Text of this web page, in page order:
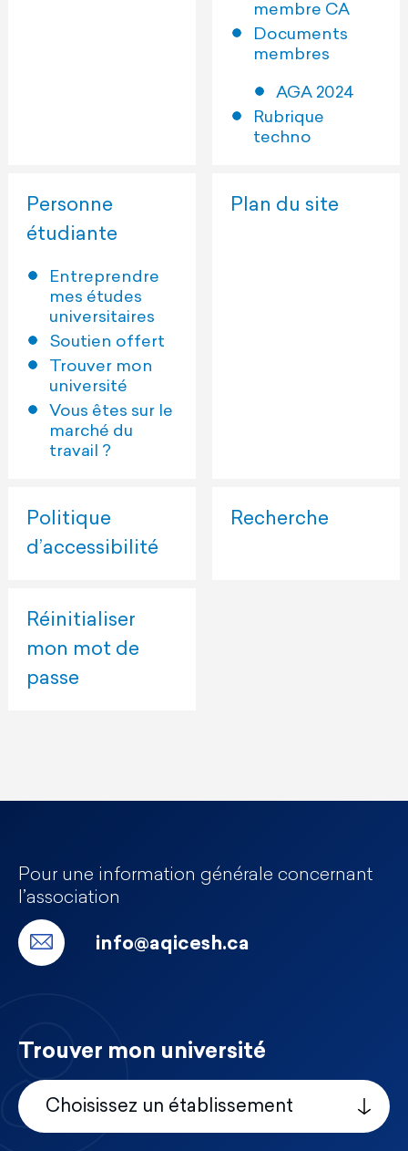
membre CA
Documents
membres
AGA 2024
Rubrique
techno
Personne
étudiante
Entreprendre
mes études
universitaires
Soutien offert
Trouver mon
université
Vous êtes sur le
marché du
travail ?
Plan du site
Politique
d’accessibilité
Recherche
Réinitialiser
mon mot de
passe
Pour une information générale concernant
l’association
info@aqicesh.ca
Trouver mon université
Choisissez un établissement